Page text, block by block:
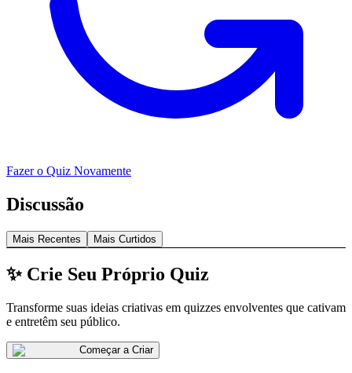
Fazer o Quiz Novamente
Discussão
Mais Recentes Mais Curtidos
✨ Crie Seu Próprio Quiz
Transforme suas ideias criativas em quizzes envolventes que cativam
e entretêm seu público.
Começar a Criar